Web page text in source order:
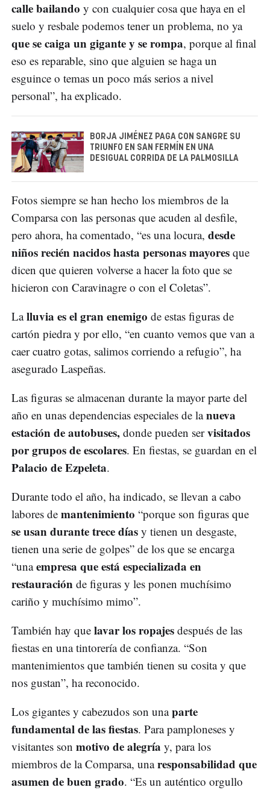
calle bailando y con cualquier cosa que haya en el
suelo y resbale podemos tener un problema, no ya
que se caiga un gigante y se rompa, porque al final
eso es reparable, sino que alguien se haga un
esguince o temas un poco más serios a nivel
personal”, ha explicado.
BORJA JIMÉNEZ PAGA CON SANGRE SU
TRIUNFO EN SAN FERMÍN EN UNA
DESIGUAL CORRIDA DE LA PALMOSILLA
Fotos siempre se han hecho los miembros de la
Comparsa con las personas que acuden al desfile,
pero ahora, ha comentado, “es una locura, desde
niños recién nacidos hasta personas mayores que
dicen que quieren volverse a hacer la foto que se
hicieron con Caravinagre o con el Coletas”.
Lalluvia es el gran enemigo de estas figuras de
cartón piedra y por ello, “en cuanto vemos que van a
caer cuatro gotas, salimos corriendo a refugio”, ha
asegurado Laspeñas.
Las figuras se almacenan durante la mayor parte del
año en unas dependencias especiales de lanueva
estación de autobuses, donde pueden servisitados
por grupos de escolares. En fiestas, se guardan en el
Palacio de Ezpeleta.
Durante todo el año, ha indicado, se llevan a cabo
labores de mantenimiento “porque son figuras que
se usan durante trece días y tienen un desgaste,
tienen una serie de golpes” de los que se encarga
“unaempresa que está especializada en
restauración de figuras y les ponen muchísimo
cariño y muchísimo mimo”.
También hay que lavar los ropajes después de las
fiestas en una tintorería de confianza. “Son
mantenimientos que también tienen su cosita y que
nos gustan”, ha reconocido.
Los gigantes y cabezudos son unaparte
fundamental de las fiestas. Para pamploneses y
visitantes son motivo de alegría y, para los
miembros de la Comparsa, unaresponsabilidad que
asumen de buen grado. “Es un auténtico orgullo